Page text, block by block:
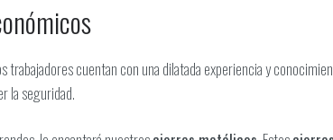
trabajadores cuentan con una dilatada experiencia y
la seguridad.